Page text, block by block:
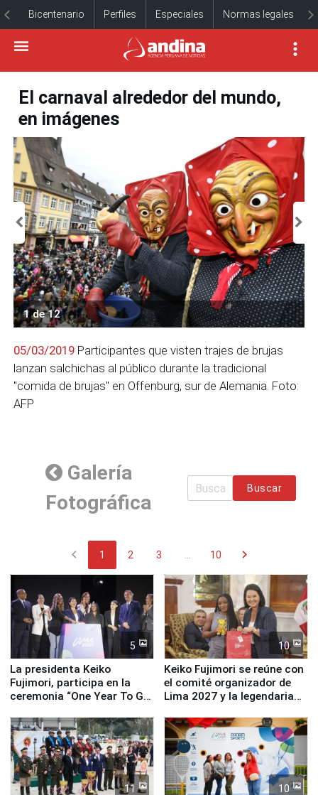
Bicentenario Perfiles Especiales Normas legales
El carnaval alrededor del mundo,
en imágenes
1 de 12
05/03/2019 Participantes que visten trajes de brujas
lanzan salchichas al público durante la tradicional
"comida de brujas" en Offenburg, sur de Alemania. Foto:
AFP
Galería
Fotográfica
Buscar
chevron_left 1 2 3 ... 10 chevron_right
5
La presidenta Keiko
Fujimori, participa en la
ceremonia “One Year To Go
10
Keiko Fujimori se reúne con
el comité organizador de
Lima 2027 y la legendaria
11 10